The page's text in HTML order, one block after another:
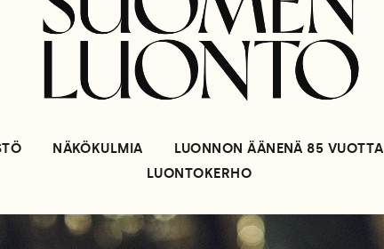
NÄKÖKULMIA LUONNON ÄÄNENÄ 85 VUOTTA
LUONTOKERHO